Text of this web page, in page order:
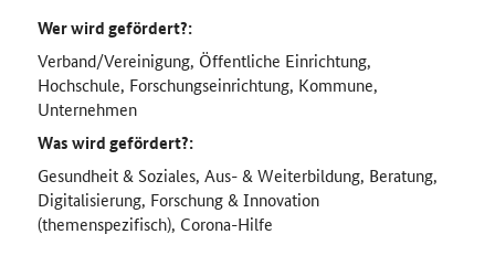
Wer wird gefördert?:
Verband/Vereinigung, Öffentliche Einrichtung,
Hochschule, Forschungseinrichtung, Kommune,
Unternehmen
Was wird gefördert?:
Gesundheit & Soziales, Aus- & Weiterbildung, Beratung,
Digitalisierung, Forschung & Innovation
(themenspezifisch), Corona-Hilfe